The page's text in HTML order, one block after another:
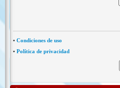
• Condiciones de uso
• Política de privacidad